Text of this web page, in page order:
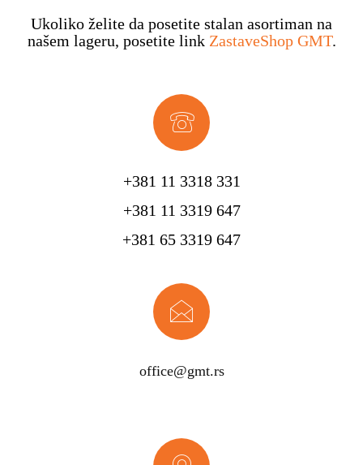
Ukoliko želite da posetite stalan asortiman na
našem lageru, posetite link ZastaveShop GMT.
+381 11 3318 331
+381 11 3319 647
+381 65 3319 647
office@gmt.rs